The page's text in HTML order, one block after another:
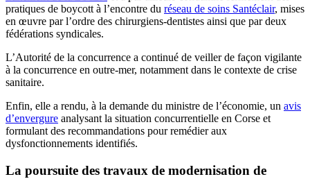
pratiques de boycott à l’encontre du réseau de soins Santéclair, mises
en œuvre par l’ordre des chirurgiens-dentistes ainsi que par deux
fédérations syndicales.
L’Autorité de la concurrence a continué de veiller de façon vigilante
à la concurrence en outre-mer, notamment dans le contexte de crise
sanitaire.
Enfin, elle a rendu, à la demande du ministre de l’économie, un avis
d’envergure analysant la situation concurrentielle en Corse et
formulant des recommandations pour remédier aux
dysfonctionnements identifiés.
La poursuite des travaux de modernisation de